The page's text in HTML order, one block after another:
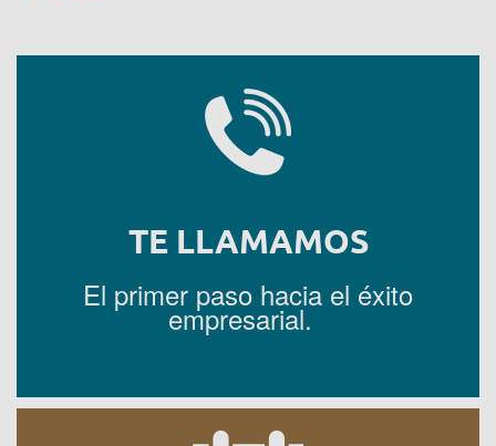
TE LLAMAMOS
El primer paso hacia el éxito
empresarial.